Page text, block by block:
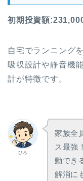
初期投資額
自宅でランニング
吸収設計や静音機
計が特徴です。
ひろ
家族全
ス最強
動でき
解消に